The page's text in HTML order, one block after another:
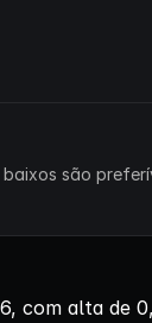
são
com alta de